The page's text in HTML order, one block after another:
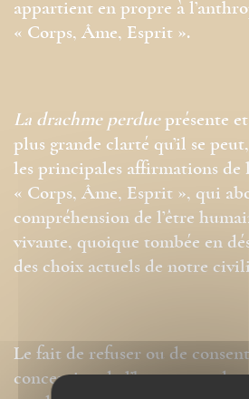
appartient en propre à
« Corps, Âme, Esprit ».
La drachme perdueprésente
plus grande clarté qu’il se
les principales affirmations de
« Corps, Âme, Esprit », qui
compréhension de l’être
vivante, quoique tombée en
des choix actuels de notre
Le fait de refuser ou de
conception de l’homme, et